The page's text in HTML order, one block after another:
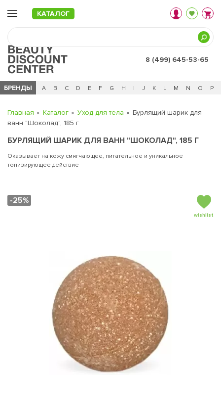
КАТАЛОГ
8 (499) 645-53-65
БРЕНДЫ
Ч 0 - 9 A B C D E F G H I J K L M N O P
Главная Каталог Уход для тела
Бурлящий шарик для
ванн "Шоколад", 185 г
БУРЛЯЩИЙ ШАРИК ДЛЯ ВАНН "ШОКОЛАД", 185 Г
Оказывает на кожу смягчающее, питательное и уникальное
тонизирующее действие
-25%
wishlist